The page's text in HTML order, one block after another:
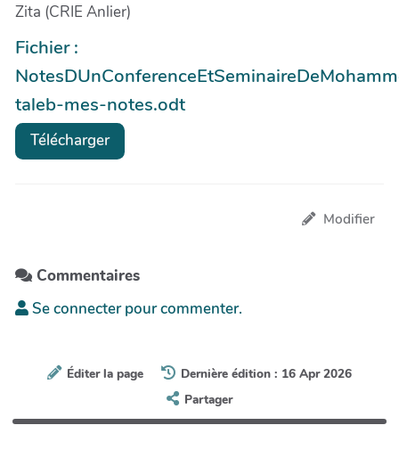
Zita (CRIE Anlier)
Fichier :
taleb-mes-notes.odt
Télécharger
Modifier
Commentaires
Se connecter pour commenter.
Éditer la page
Dernière édition : 16 Apr 2026
Partager